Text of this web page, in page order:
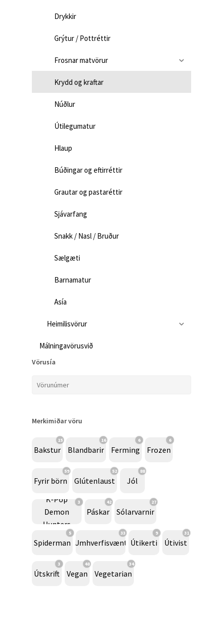
Drykkir
Grýtur / Pottréttir
Frosnar matvörur
Krydd og kraftar
Núðlur
Útilegumatur
Hlaup
Búðingar og eftirréttir
Grautar og pastaréttir
Sjávarfang
Snakk / Nasl / Bruður
Sælgæti
Barnamatur
Asía
Heimilisvörur
Málningavörusvið
Vörusía
Merkimiðar vöru
15
Bakstur
16
Blandbarir
6
Ferming
6
Frozen
59
Fyrir börn
52
Glútenlaust
88
Jól
3
K-Pop
Demon
Hunters
42
Páskar
27
Sólarvarnir
5
Spiderman
33
Umhverfisvænt
9
Útikerti
31
Útivist
3
Útskrift
48
Vegan
34
Vegetarian